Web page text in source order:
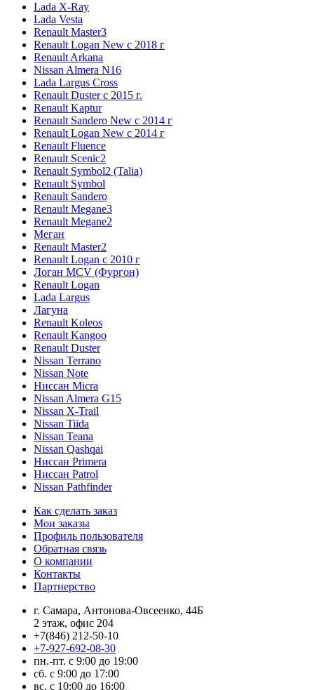
Lada X-Ray
Lada Vesta
Renault Master3
Renault Logan New с 2018 г
Renault Arkana
Nissan Almera N16
Lada Largus Cross
Renault Duster с 2015 г.
Renault Kaptur
Renault Sandero New с 2014 г
Renault Logan New с 2014 г
Renault Fluence
Renault Scenic2
Renault Symbol2 (Talia)
Renault Symbol
Renault Sandero
Renault Megane3
Renault Megane2
Меган
Renault Master2
Renault Logan c 2010 г
Логан МСV (Фургон)
Renault Logan
Lada Largus
Лагуна
Renault Koleos
Renault Kangoo
Renault Duster
Nissan Terrano
Nissan Note
Ниссан Micra
Nissan Almera G15
Nissan X-Trail
Nissan Tiida
Nissan Teana
Nissan Qashqai
Ниссан Primera
Ниссан Patrol
Nissan Pathfinder
Как сделать заказ
Мои заказы
Профиль пользователя
Обратная связь
О компании
Контакты
Партнерство
г. Самара, Антонова-Овсеенко, 44Б
2 этаж, офис 204
+7(846) 212-50-10
+7-927-692-08-30
пн.-пт. с 9:00 до 19:00
сб. с 9:00 до 17:00
вс. с 10:00 до 16:00